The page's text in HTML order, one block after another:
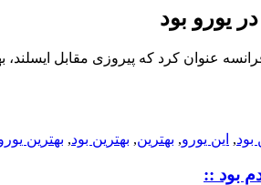
یورو بود
عنوان کرد که پیروزی مقابل ایسلند، بهترین
بود, این یورو, بهترین, بهترین بود, بهترین
بود ::